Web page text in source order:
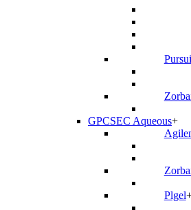
GPCSEC Aqueous+
Plgel